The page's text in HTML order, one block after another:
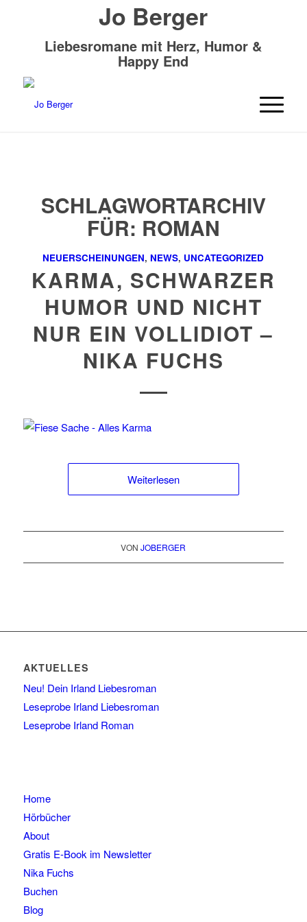
Jo Berger
Liebesromane mit Herz, Humor &
Happy End
SCHLAGWORTARCHIV
FÜR: ROMAN
NEUERSCHEINUNGEN, NEWS, UNCATEGORIZED
KARMA, SCHWARZER
HUMOR UND NICHT
NUR EIN VOLLIDIOT –
NIKA FUCHS
Weiterlesen
VONJOBERGER
AKTUELLES
Neu! Dein Irland Liebesroman
Leseprobe Irland Liebesroman
Leseprobe Irland Roman
Home
Hörbücher
About
Gratis E-Book im Newsletter
Nika Fuchs
Buchen
Blog